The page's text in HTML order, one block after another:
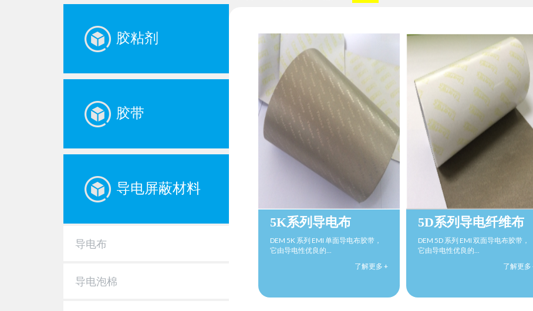
胶粘剂
胶带
导电屏蔽材料
导电布
导电泡棉
5K系列导电布
DEM 5K 系列 EMI 单面导电布胶带，
它由导电性优良的...
了解更多 +
5D系列导电纤维布
DEM 5D 系列 EMI 双面导电布胶带，
它由导电性优良的...
了解更多